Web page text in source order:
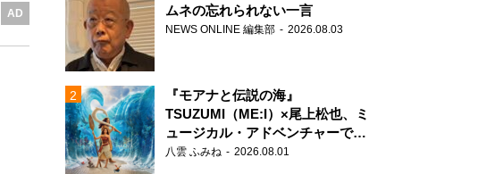
AD
ムネの忘れられない一言
NEWS ONLINE 編集部 2026.08.03
『モアナと伝説の海』
TSUZUMI（ME:I）×尾上松也、ミ
ュージカル・アドベンチャーで美
声を響かせる
八雲 ふみね 2026.08.01